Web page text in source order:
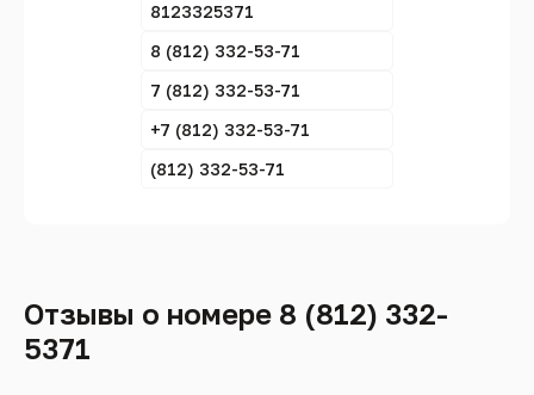
8123325371
8 (812) 332-53-71
7 (812) 332-53-71
+7 (812) 332-53-71
(812) 332-53-71
Отзывы о номере 8 (812) 332-
5371